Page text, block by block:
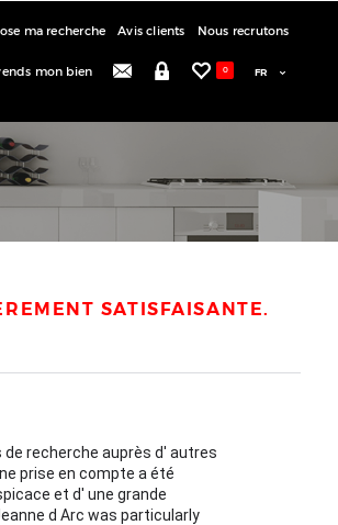
ma recherche Avis clients Nous recrutons
mon bien 0
SATISFAISANTE.
recherche auprès d' autres
prise en compte a été
et d' une grande
d Arc was particularly